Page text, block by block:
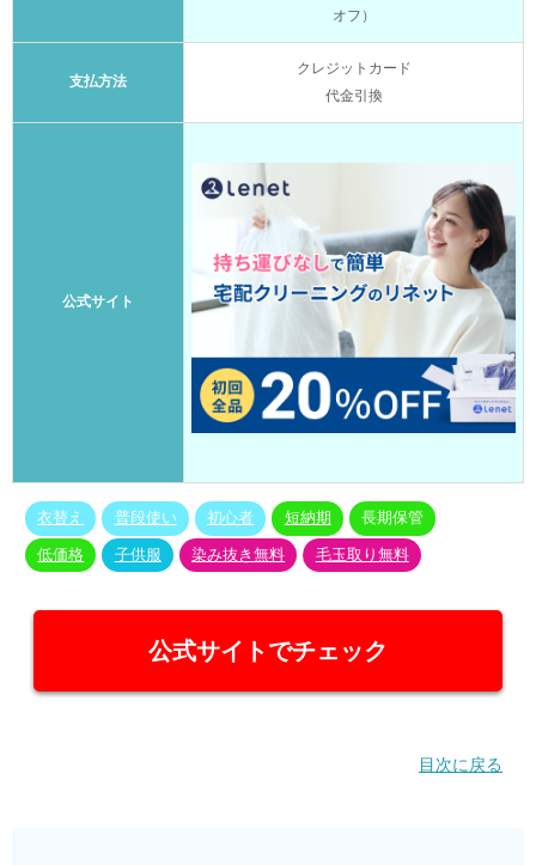
オフ）
支払方法
クレジットカード
代金引換
公式サイト
衣替え 普段使い 初心者 短納期 長期保管
低価格 子供服 染み抜き無料 毛玉取り無料
公式サイトでチェック
目次に戻る